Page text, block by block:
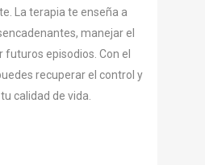
La terapia te enseña a
manejar el
futuros episodios. Con el
recuperar el control y
calidad de vida.